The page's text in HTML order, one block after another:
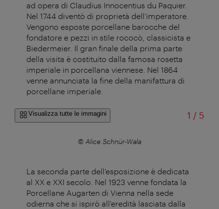
ad opera di Claudius Innocentius du Paquier.
Nel 1744 diventò di proprietà dell'imperatore.
Vengono esposte porcellane barocche del
fondatore e pezzi in stile rococò, classicista e
Biedermeier. Il gran finale della prima parte
della visita è costituito dalla famosa rosetta
imperiale in porcellana viennese. Nel 1864
venne annunciata la fine della manifattura di
porcellane imperiale.
Visualizza tutte le immagini 1 /di
5
© Alice Schnür-Wala
La seconda parte dell'esposizione è dedicata
al XX e XXI secolo. Nel 1923 venne fondata la
Porcellane Augarten di Vienna nella sede
odierna che si ispirò all'eredità lasciata dalla